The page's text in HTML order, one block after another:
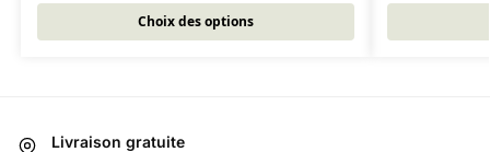
Choix des options
Livraison gratuite